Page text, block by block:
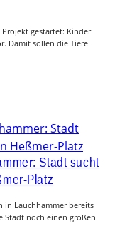
gestartet: Kinder
Damit sollen die Tiere
Stadt sucht
Platz
in Lauchhammer bereits
Stadt noch einen großen